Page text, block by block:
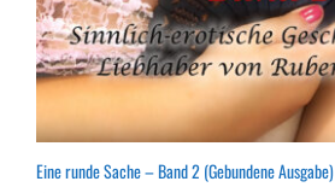
Eine runde Sache – Band 2 (Gebundene Ausgabe)